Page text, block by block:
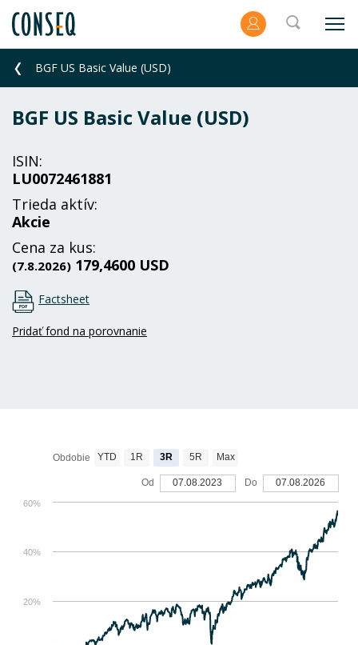
BGF US Basic Value (USD)
BGF US Basic Value (USD)
ISIN:
LU0072461881
Trieda aktív:
Akcie
Cena za kus:
(7.8.2026) 179,4600 USD
Factsheet
Pridať fond na porovnanie
20%
40%
60%
Obdobie YTD 1R 3R 5R Max
Od 07.08.2023 Do 07.08.2026